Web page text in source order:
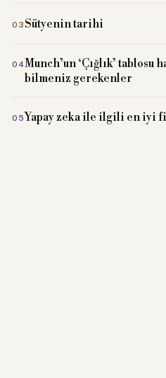
Sütyenin tarihi
Munch’un ‘Çığlık’ tablosu
bilmeniz gerekenler
Yapay zeka ile ilgili en iyi